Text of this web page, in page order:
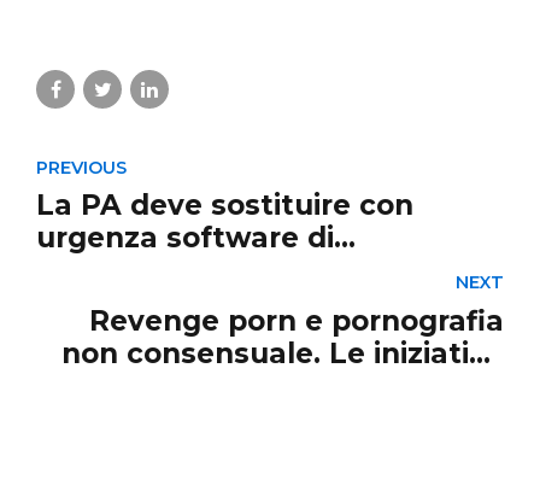
PREVIOUS
La PA deve sostituire con
urgenza software di
NEXT
Revenge porn e pornografia
non consensuale. Le iniziative